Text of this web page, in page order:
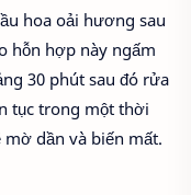
hoa oải hương sau
hỗn hợp này ngấm
30 phút sau đó rửa
tục trong một thời
mờ dần và biến mất.